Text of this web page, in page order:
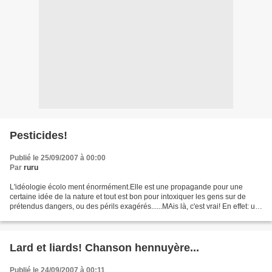
Pesticides!
Publié le 25/09/2007 à 00:00
Par ruru
L'idéologie écolo ment énormément.Elle est une propagande pour une
certaine idée de la nature et tout est bon pour intoxiquer les gens sur de
prétendus dangers, ou des périls exagérés......MAis là, c'est vrai! En effet: un
Lard et liards! Chanson hennuyère...
Publié le 24/09/2007 à 00:11